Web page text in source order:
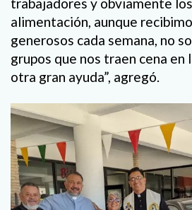
alimentación, aunque
generosos cada semana, no
grupos que nos traen cena en
otra gran ayuda”, agregó.